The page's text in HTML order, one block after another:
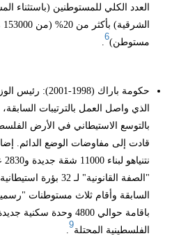
العدد الكلي للمستوطنين (باستثناء
مستوطن)
6
حكومة باراك (1998-
الذي واصل العمل بالترتيبات
بالتوسع الاستيطاني في الأرض
قادت إلى مفاوضات الوضع الدائم.
نتنياهو لبناء 11000 شقة جديدة و2830 عطاء سكني
"الصفة القانونية" لـ
السابقة وأقام ثلاث مستوطنات
باقامة حوالي 4800 وحدة
الفلسطينية المحتلة
9